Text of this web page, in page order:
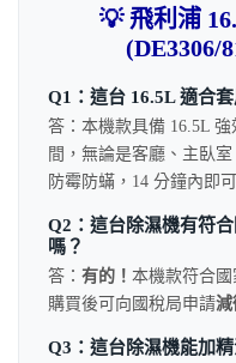
💡 飛利浦
(DE3306/
Q1：這台 16.5L 適合
答：本機款具備 16.5L
間，無論是客廳、主臥
防霉防蟎，14 分鐘內即
Q2：這台除濕機有符
嗎？
答： 有的！ 本機款符合國
購買後可向國稅局申請減
Q3：這台除濕機能加